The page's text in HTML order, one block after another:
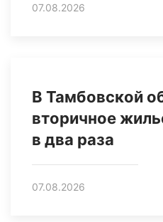
07.08.2026
В Тамбовской
вторичное
в два раза
07.08.2026